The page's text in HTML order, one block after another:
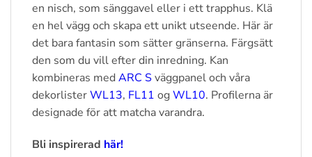
en nisch, som sänggavel eller i ett trapphus. Klä
en hel vägg och skapa ett unikt utseende. Här är
det bara fantasin som sätter gränserna. Färgsätt
den som du vill efter din inredning. Kan
kombineras med ARC Sväggpanel och våra
dekorlisterWL13, FL11 ogWL10. Profilerna är
designade för att matcha varandra.
Bli inspirerad här!